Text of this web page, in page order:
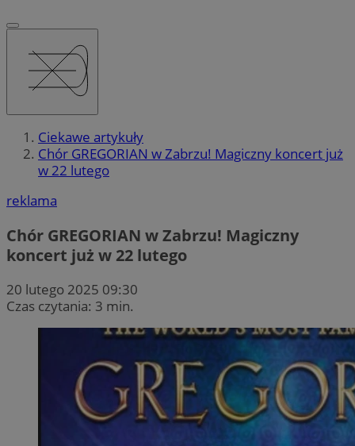
Ciekawe artykuły
Chór GREGORIAN w Zabrzu! Magiczny koncert już
w 22 lutego
reklama
Chór GREGORIAN w Zabrzu! Magiczny
koncert już w 22 lutego
20 lutego 2025 09:30
Czas czytania: 3 min.